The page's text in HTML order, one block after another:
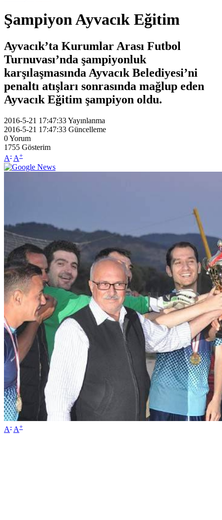
Şampiyon Ayvacık Eğitim
Ayvacık’ta Kurumlar Arası Futbol
Turnuvası’nda şampiyonluk
karşılaşmasında Ayvacık Belediyesi’ni
penaltı atışları sonrasında mağlup eden
Ayvacık Eğitim şampiyon oldu.
2016-5-21 17:47:33Yayınlanma
2016-5-21 17:47:33 Güncelleme
0Yorum
1755 Gösterim
A- A+
A- A+